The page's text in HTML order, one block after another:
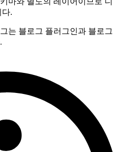
다.
는 블로그 플러그인과 블로그